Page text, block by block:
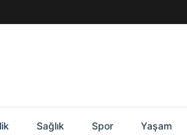
Sağlık Spor Yaşam